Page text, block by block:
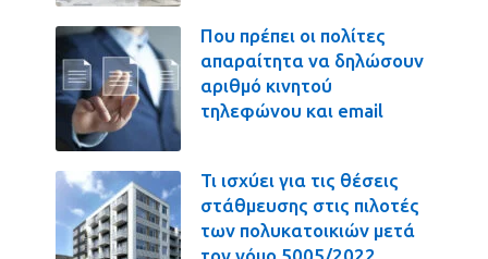
Που πρέπει οι πολίτες
απαραίτητα να δηλώσουν
αριθμό κινητού
τηλεφώνου και email
Τι ισχύει για τις θέσεις
στάθμευσης στις πιλοτές
των πολυκατοικιών μετά